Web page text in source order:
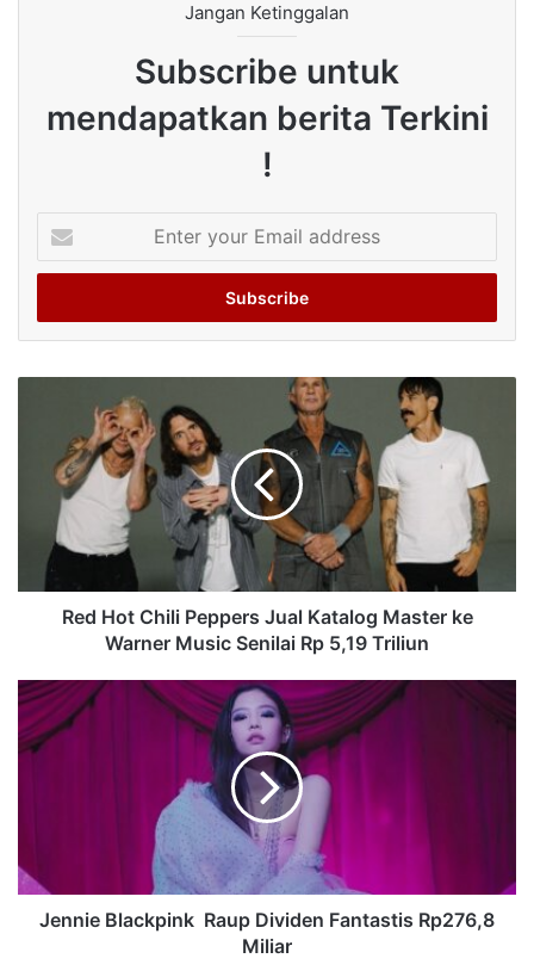
Jangan Ketinggalan
Subscribe untuk
mendapatkan berita Terkini
!
your
Email
Red Hot Chili Peppers Jual Katalog Master ke
Warner Music Senilai Rp 5,19 Triliun
Jennie Blackpink Raup Dividen Fantastis Rp276,8
Miliar